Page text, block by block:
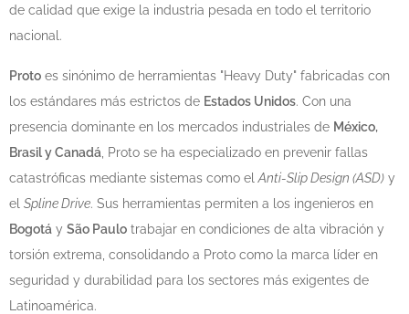
de calidad que exige la industria pesada en todo el territorio
nacional.
Proto es sinónimo de herramientas "Heavy Duty" fabricadas con
los estándares más estrictos de Estados Unidos. Con una
presencia dominante en los mercados industriales de México,
Brasil y Canadá , Proto se ha especializado en prevenir fallas
catastróficas mediante sistemas como elAnti-Slip Design (ASD) y
el Spline Drive. Sus herramientas permiten a los ingenieros en
Bogotá y São Paulo trabajar en condiciones de alta vibración y
torsión extrema, consolidando a Proto como la marca líder en
seguridad y durabilidad para los sectores más exigentes de
Latinoamérica.